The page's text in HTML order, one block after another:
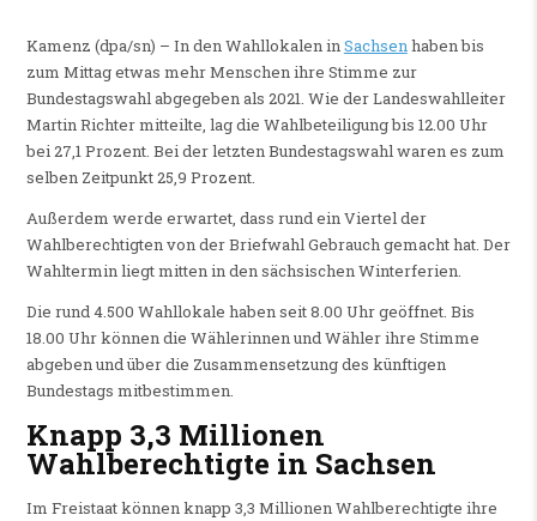
Kamenz (dpa/sn) – In den Wahllokalen in Sachsen haben bis
zum Mittag etwas mehr Menschen ihre Stimme zur
Bundestagswahl abgegeben als 2021. Wie der Landeswahlleiter
Martin Richter mitteilte, lag die Wahlbeteiligung bis 12.00 Uhr
bei 27,1 Prozent. Bei der letzten Bundestagswahl waren es zum
selben Zeitpunkt 25,9 Prozent.
Außerdem werde erwartet, dass rund ein Viertel der
Wahlberechtigten von der Briefwahl Gebrauch gemacht hat. Der
Wahltermin liegt mitten in den sächsischen Winterferien.
Die rund 4.500 Wahllokale haben seit 8.00 Uhr geöffnet. Bis
18.00 Uhr können die Wählerinnen und Wähler ihre Stimme
abgeben und über die Zusammensetzung des künftigen
Bundestags mitbestimmen.
Knapp 3,3 Millionen
Wahlberechtigte in Sachsen
Im Freistaat können knapp 3,3 Millionen Wahlberechtigte ihre